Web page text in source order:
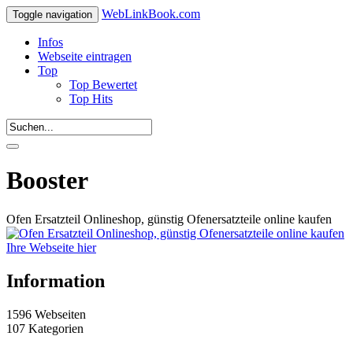
Toggle navigation WebLinkBook.com
Infos
Webseite eintragen
Top
Top Bewertet
Top Hits
Booster
Ofen Ersatzteil Onlineshop, günstig Ofenersatzteile online kaufen
Ihre Webseite hier
Information
1596 Webseiten
107 Kategorien